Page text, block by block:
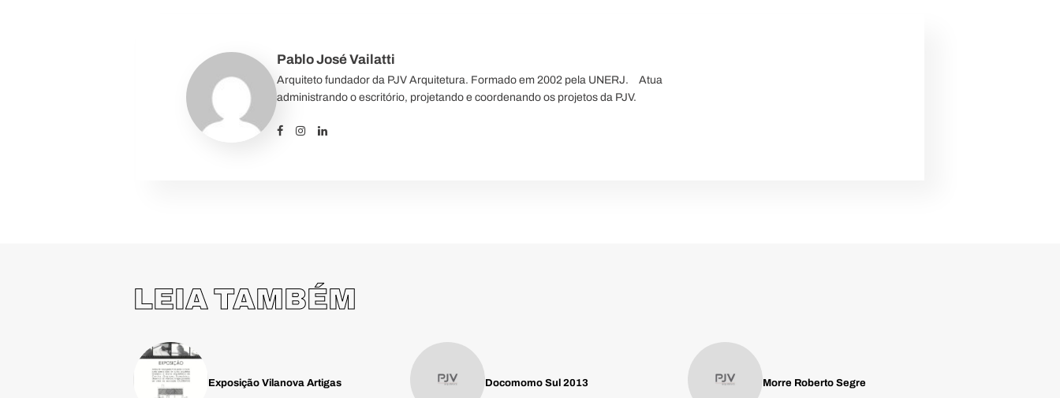
Pablo José Vailatti
Arquiteto fundador da PJV Arquitetura. Formado em 2002 pela UNERJ.⠀ Atua
administrando o escritório, projetando e coordenando os projetos da PJV.
LEIA TAMBÉM
Exposição Vilanova Artigas Docomomo Sul 2013 Morre Roberto Segre